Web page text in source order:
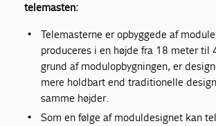
telemasten:
Telemasterne er opbyggede af
produceres i en højde fra 18 meter til
grund af modulopbygningen, er
mere holdbart end traditionelle
samme højder.
Som en følge af moduldesignet kan